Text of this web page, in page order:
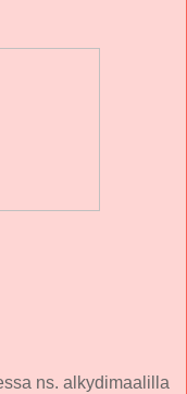
ns. alkydimaalilla